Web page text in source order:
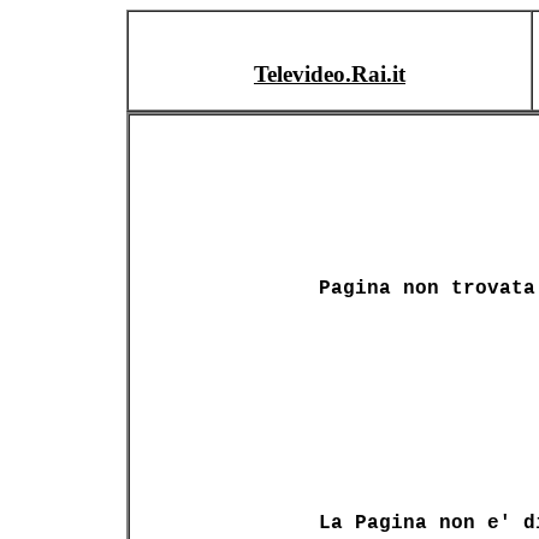
Televideo.Rai.it
Pagina non trovata
La Pagina non e'